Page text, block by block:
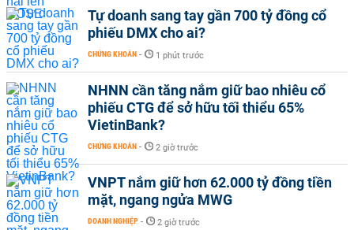
Tự doanh sang tay gần 700 tỷ đồng cổ
phiếu DMX cho ai?
CHỨNG KHOÁN - 1 phút trước
NHNN cần tăng nắm giữ bao nhiêu cổ
phiếu CTG để sở hữu tối thiểu 65%
VietinBank?
CHỨNG KHOÁN - 2 giờ trước
VNPT nắm giữ hơn 62.000 tỷ đồng tiền
mặt, ngang ngửa MWG
DOANH NGHIỆP - 2 giờ trước